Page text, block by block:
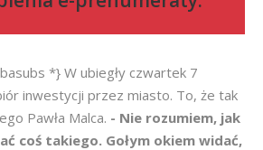
*} W ubiegły czwartek 7
inwestycji przez miasto. To, że tak
Pawła Malca. - Nie rozumiem, jak
coś takiego. Gołym okiem widać,